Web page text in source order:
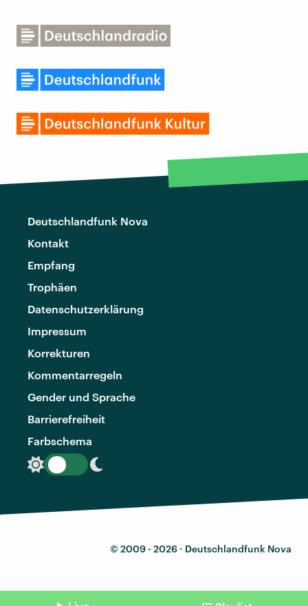
Deutschlandfunk Nova
Kontakt
Empfang
Trophäen
Datenschutzerklärung
Impressum
Korrekturen
Kommentarregeln
Gender und Sprache
Barrierefreiheit
Farbschema
© 2009 - 2026 · Deutschlandfunk Nova